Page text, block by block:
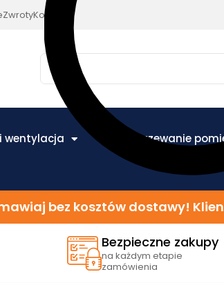
ZwrotyKontakt
wentylacja Ogrzewanie
bez kosztów dostawy!
Bezpieczne zakupy
na każdym etapie
zamówienia